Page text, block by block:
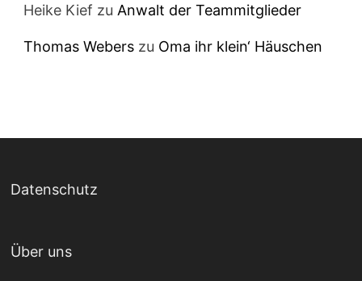
Heike Kief zu Anwalt der Teammitglieder
Thomas Webers zu Oma ihr klein‘ Häuschen
Datenschutz
Über uns